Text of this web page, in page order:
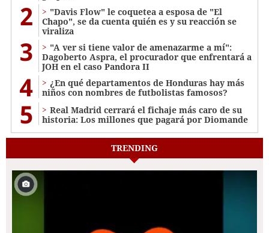
2
"Davis Flow" le coquetea a esposa de "El
Chapo", se da cuenta quién es y su reacción se
viraliza
3
"A ver si tiene valor de amenazarme a mí":
Dagoberto Aspra, el procurador que enfrentará a
JOH en el caso Pandora II
4
¿En qué departamentos de Honduras hay más
niños con nombres de futbolistas famosos?
5
Real Madrid cerrará el fichaje más caro de su
historia: Los millones que pagará por Diomande
TRENDING